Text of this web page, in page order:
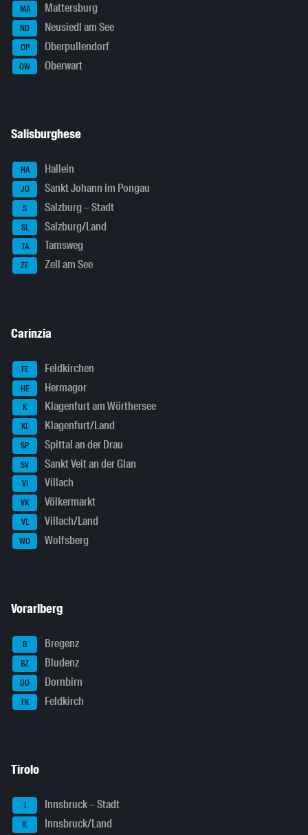
MA Mattersburg
ND Neusiedl am See
OP Oberpullendorf
OW Oberwart
Salisburghese
HA Hallein
JO Sankt Johann im Pongau
S Salzburg – Stadt
SL Salzburg/Land
TA Tamsweg
ZE Zell am See
Carinzia
FE Feldkirchen
HE Hermagor
K Klagenfurt am Wörthersee
KL Klagenfurt/Land
SP Spittal an der Drau
SV Sankt Veit an der Glan
VI Villach
VK Völkermarkt
VL Villach/Land
WO Wolfsberg
Vorarlberg
B Bregenz
BZ Bludenz
DO Dornbirn
FK Feldkirch
Tirolo
I Innsbruck – Stadt
IL Innsbruck/Land